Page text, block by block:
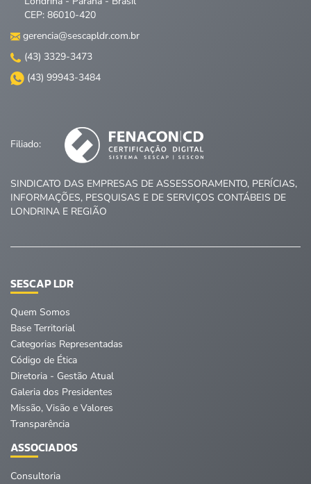
CEP: 86010-420
gerencia@sescapldr.com.br
(43) 3329-3473
(43) 99943-3484
Filiado:
SINDICATO DAS EMPRESAS DE ASSESSORAMENTO, PERÍCIAS,
INFORMAÇÕES, PESQUISAS E DE SERVIÇOS CONTÁBEIS DE
LONDRINA E REGIÃO
SESCAP LDR
Quem Somos
Base Territorial
Categorias Representadas
Código de Ética
Diretoria - Gestão Atual
Galeria dos Presidentes
Missão, Visão e Valores
Transparência
ASSOCIADOS
Consultoria